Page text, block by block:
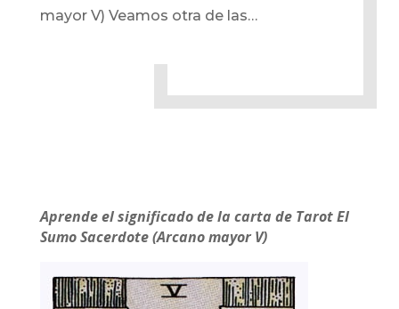
mayor V) Veamos otra de las…
Aprende el significado de la carta de Tarot El
Sumo Sacerdote (Arcano mayor V)